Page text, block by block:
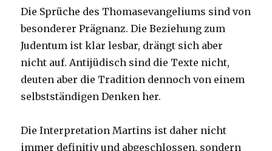
Die Sprüche des Thomasevangeliums sind von
besonderer Prägnanz. Die Beziehung zum
Judentum ist klar lesbar, drängt sich aber
nicht auf. Antijüdisch sind die Texte nicht,
deuten aber die Tradition dennoch von einem
selbstständigen Denken her.
Die Interpretation Martins ist daher nicht
immer definitiv und abgeschlossen, sondern